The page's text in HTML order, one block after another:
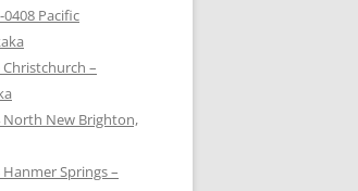
0408 Pacific
Christchurch –
North New Brighton,
Hanmer Springs –